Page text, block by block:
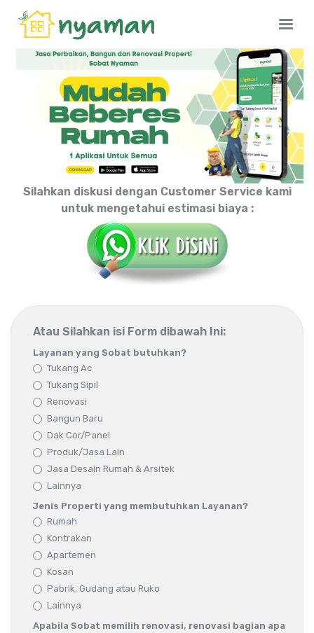
Silahkan diskusi dengan Customer Service kami
untuk mengetahui estimasi biaya :
Atau Silahkan isi Form dibawah Ini:
Layanan yang Sobat butuhkan?
Tukang Ac
Tukang Sipil
Renovasi
Bangun Baru
Dak Cor/Panel
Produk/Jasa Lain
Jasa Desain Rumah & Arsitek
Lainnya
Jenis Properti yang membutuhkan Layanan?
Rumah
Kontrakan
Apartemen
Kosan
Pabrik, Gudang atau Ruko
Lainnya
Apabila Sobat memilih renovasi, renovasi bagian apa